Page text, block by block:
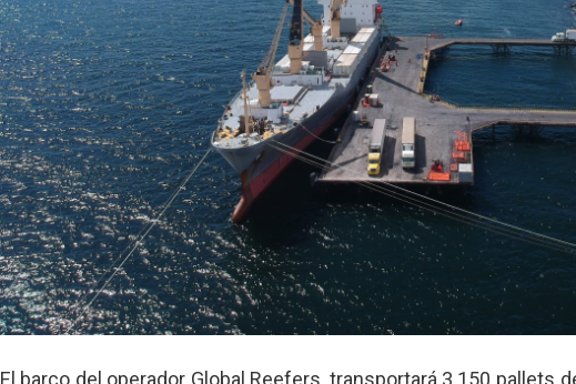
El barco del operador Global Reefers, transportará 3.150 pallets